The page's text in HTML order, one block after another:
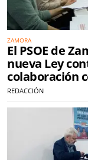
ZAMORA
El PSOE de
nueva Ley
colaboración
REDACCIÓN